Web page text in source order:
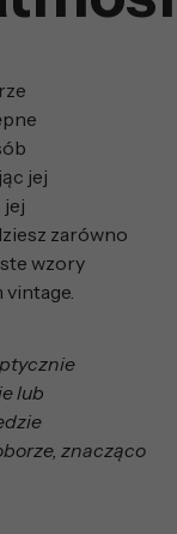
jej
jej
zarówno
wzory
lub
znacząco